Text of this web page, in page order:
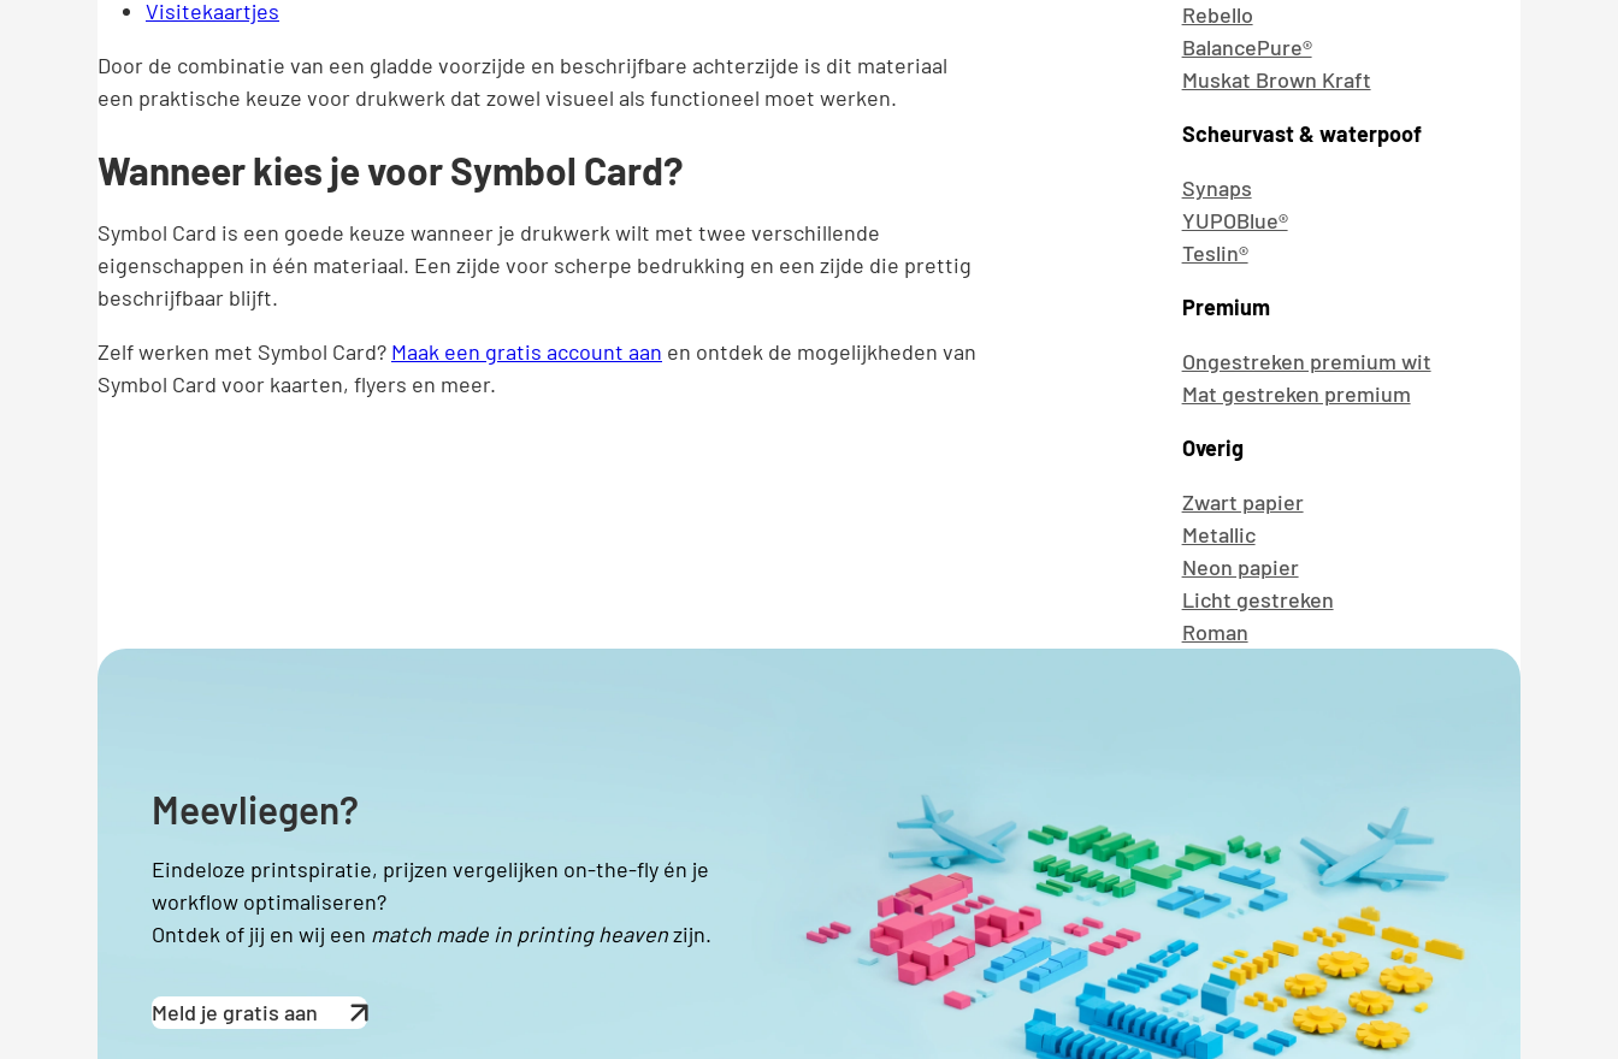
Visitekaartjes
Door de combinatie van een gladde voorzijde en beschrijfbare achterzijde is dit materiaal
een praktische keuze voor drukwerk dat zowel visueel als functioneel moet werken.
Wanneer kies je voor Symbol Card?
Symbol Card is een goede keuze wanneer je drukwerk wilt met twee verschillende
eigenschappen in één materiaal. Een zijde voor scherpe bedrukking en een zijde die prettig
beschrijfbaar blijft.
Zelf werken met Symbol Card? Maak een gratis account aan en ontdek de mogelijkheden van
Symbol Card voor kaarten, flyers en meer.
Rebello
BalancePure®
Muskat Brown Kraft
Scheurvast & waterpoof
Synaps
YUPOBlue®
Teslin®
Premium
Ongestreken premium wit
Mat gestreken premium
Overig
Zwart papier
Metallic
Neon papier
Licht gestreken
Roman
Meevliegen?
Eindeloze printspiratie, prijzen vergelijken on-the-fly én je
workflow optimaliseren?
Ontdek of jij en wij een match made in printing heavenzijn.
Meld je gratis aan